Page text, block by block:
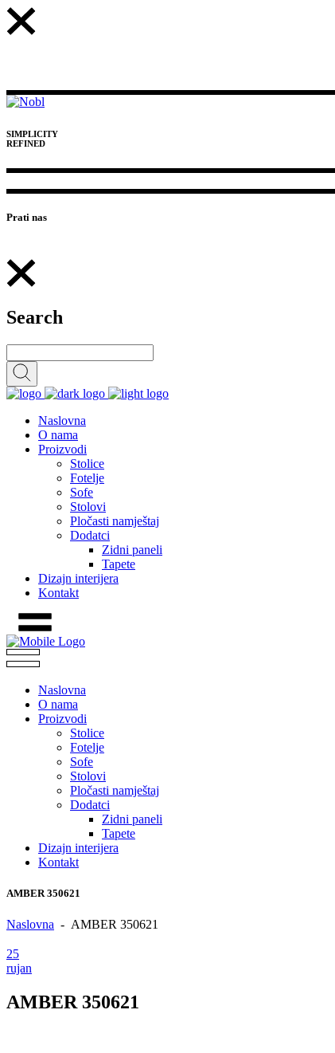
SIMPLICITY
REFINED
Prati nas
Search
Naslovna
O nama
Proizvodi
Stolice
Fotelje
Sofe
Stolovi
Pločasti namještaj
Dodatci
Zidni paneli
Tapete
Dizajn interijera
Kontakt
Naslovna
O nama
Proizvodi
Stolice
Fotelje
Sofe
Stolovi
Pločasti namještaj
Dodatci
Zidni paneli
Tapete
Dizajn interijera
Kontakt
AMBER 350621
Naslovna - AMBER 350621
25
rujan
AMBER 350621